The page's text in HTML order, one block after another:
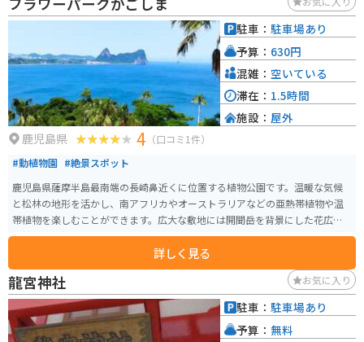
鹿児島県 4 （口コミ1件）
#動植物園 #絶景スポット
鹿児島県薩摩半島最南端の長崎鼻近くに位置する植物公園です。温暖な気候
と松林の地形を活かし、南アフリカやオーストラリアなどの亜熱帯植物や温
帯植物を楽しむことができます。広大な敷地には開聞岳を背景にした花広場
や錦江湾を望む展望回廊、ウインドスルーの屋内庭園、ヨーロッパ風の西洋
庭園があります。また、温室ではヒスイカズラなどの熱帯植物が鮮やかに咲
き誇ります。 指宿温泉を抜けた先にあり、園内は色々な花々や木々のテーマ
パークに分かれていて山を登りながらで1時間30分ぐらいで一周できます。一
番上の絶景スポットは海を見下ろせ、晴れていれば種子島が見えます。歩く
のに自信がない人はカートの貸し出しもあるので、老若男女楽しめるスポッ
トです。
詳しく見る
駐車： 駐車場あり
予算： 630円
混雑： 空いている
滞在： 1.5時間
施設： 屋外
龍宮神社 お気に入り
駐車： 駐車場あり
予算： 無料